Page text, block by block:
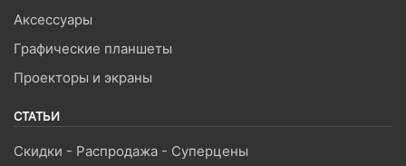
Аксессуары
Графические планшеты
Проекторы и экраны
СТАТЬИ
Скидки - Распродажа - Суперцены